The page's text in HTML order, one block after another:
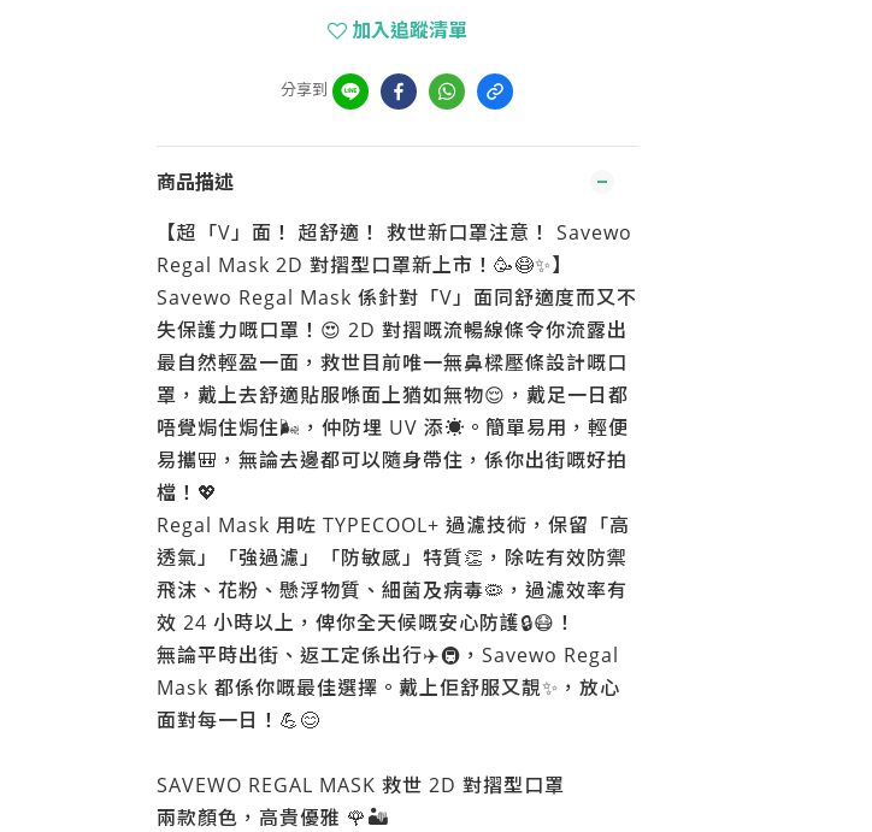
加入追蹤清單
分享到
商品描述
【超「V」面！ 超舒適！ 救世新口罩注意！ Savewo
Regal Mask 2D 對摺型口罩新上市！🥳😷✨】
Savewo Regal Mask 係針對「V」面同舒適度而又不
失保護力嘅口罩！😍 2D 對摺嘅流暢線條令你流露出
最自然輕盈一面，救世目前唯一無鼻樑壓條設計嘅口
罩，戴上去舒適貼服喺面上猶如無物😌，戴足一日都
唔覺焗住焗住🌬️，仲防埋 UV 添☀️。簡單易用，輕便
易攜🎒，無論去邊都可以隨身帶住，係你出街嘅好拍
檔！💖
Regal Mask 用咗 TYPECOOL+ 過濾技術，保留「高
透氣」「強過濾」「防敏感」特質👏，除咗有效防禦
飛沫、花粉、懸浮物質、細菌及病毒🦠，過濾效率有
效 24 小時以上，俾你全天候嘅安心防護🔒😷！
無論平時出街、返工定係出行✈️🚇，Savewo Regal
Mask 都係你嘅最佳選擇。戴上佢舒服又靚✨，放心
面對每一日！💪😊
SAVEWO REGAL MASK 救世 2D 對摺型口罩
兩款顏色，高貴優雅 🌹🏜️